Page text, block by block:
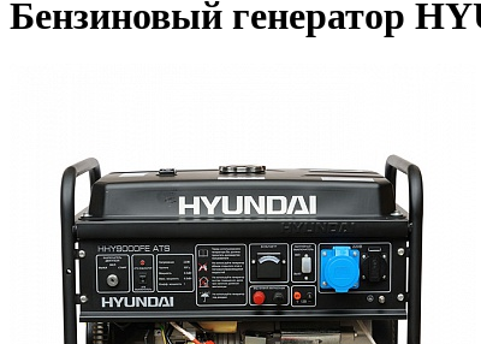
Бензиновый генератор